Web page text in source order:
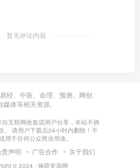
暂无评论内容
经、中医、命理、预测、网创、
媒体等相关资源。
互联网收集或用户分享，本站不拥
。 请用户下载后24小时内删除！不
用于任何公众商业用途。
声明 广告合作 关于我们
© 2024 · 瀚萌资源网